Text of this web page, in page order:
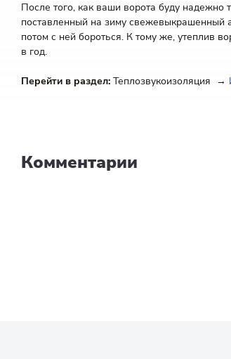
После того, как ваши ворота буду надежно
поставленный на зиму свежевыкрашенный
потом с ней бороться. К тому же, утеплив
в год.
Перейти в раздел: Теплозвукоизоляция →
Комментарии